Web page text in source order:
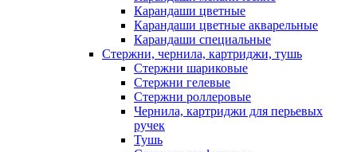
Карандаши цветные
Карандаши цветные акварельные
Карандаши специальные
Стержни, чернила, картриджи, тушь
Стержни шариковые
Стержни гелевые
Стержни роллеровые
Чернила, картриджи для перьевых
ручек
Тушь